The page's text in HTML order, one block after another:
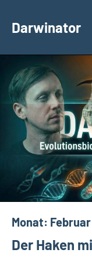
InhaltDarwinator
Evolutionsbiologie
Monat: Februar
Der Haken